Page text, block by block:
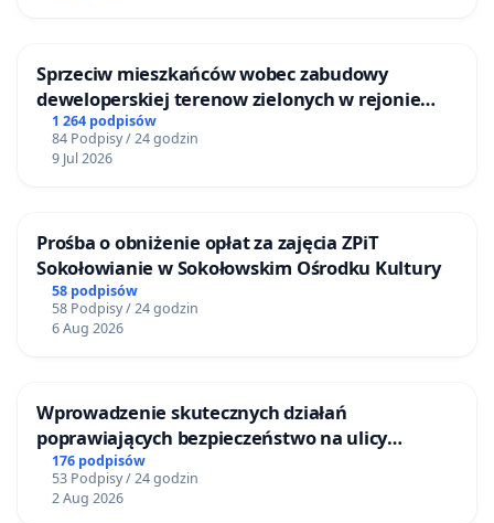
Sprzeciw mieszkańców wobec zabudowy
deweloperskiej terenow zielonych w rejonie
Bulwarów Straceńskich w Bielsku-Białej
1 264 podpisów
84 Podpisy / 24 godzin
9 Jul 2026
Prośba o obniżenie opłat za zajęcia ZPiT
Sokołowianie w Sokołowskim Ośrodku Kultury
58 podpisów
58 Podpisy / 24 godzin
6 Aug 2026
Wprowadzenie skutecznych działań
poprawiających bezpieczeństwo na ulicy
Żeromskiego w Otwocku
176 podpisów
53 Podpisy / 24 godzin
2 Aug 2026